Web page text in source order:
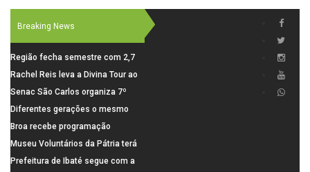
Breaking News
Região fecha semestre com 2,7
mil novosempregos e retoma
saldo positivo em junho
Rachel Reis leva a Divina Tour ao
interior de São Paulo com shows
inéditos em São Carlos e Jundiaí
Senac São Carlos organiza 7º
Fórum Internacional Senac de
Educadores com debates sobre
pensamento crítico, leitura e
diversidade
Diferentes gerações o mesmo
amor: pais do Saae contam como
a paternidade transformou suas
histórias
Broa recebe programação
esportiva com corrida, vela e
demonstração de paramotor
Museu Voluntários da Pátria terá
horário especial nesta segunda-
Prefeitura de Ibaté segue com a